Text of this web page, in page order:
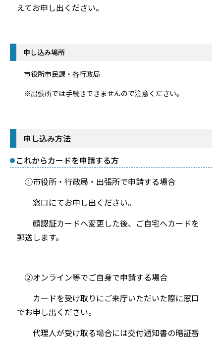
えてお申し出ください。
申し込み場所
市役所市民課・各行政局
※出張所では手続きできませんので注意ください。
申し込み方法
これからカードを申請する方
①市役所・行政局・出張所で申請する場合
窓口にてお申し出ください。
顔認証カードへ変更した後、ご自宅へカードを
郵送します。
②オンライン等でご自身で申請する場合
カードを受け取りにご来庁いただいた際に窓口
でお申し出ください。
代理人が受け取る場合には交付通知書の暗証番